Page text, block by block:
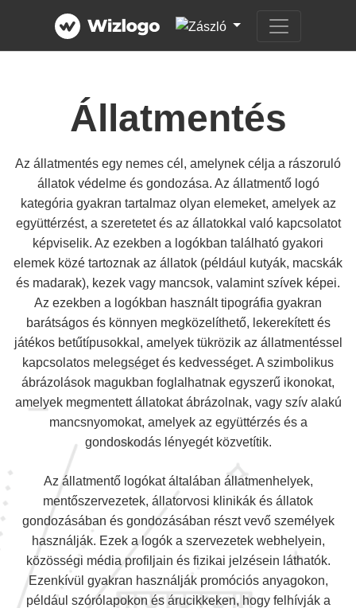
Állatmentés
Az állatmentés egy nemes cél, amelynek célja a rászoruló
állatok védelme és gondozása. Az állatmentő logó
kategória gyakran tartalmaz olyan elemeket, amelyek az
együttérzést, a szeretetet és az állatokkal való kapcsolatot
képviselik. Az ezekben a logókban található gyakori
elemek közé tartoznak az állatok (például kutyák, macskák
és madarak), kezek vagy mancsok, valamint szívek képei.
Az ezekben a logókban használt tipográfia gyakran
barátságos és könnyen megközelíthető, lekerekített és
játékos betűtípusokkal, amelyek tükrözik az állatmentéssel
kapcsolatos melegséget és kedvességet. A szimbolikus
ábrázolások magukban foglalhatnak egyszerű ikonokat,
amelyek megmentett állatokat ábrázolnak, vagy szív alakú
mancsnyomokat, amelyek az együttérzés és a
gondoskodás lényegét közvetítik.
Az állatmentő logókat általában állatmenhelyek,
mentőszervezetek, állatorvosi klinikák és állatok
gondozásában és gondozásában részt vevő személyek
használják. Ezek a logók a szervezetek webhelyein,
közösségi média profiljain és fizikai jelzésein láthatók.
Ezenkívül gyakran használják promóciós anyagokon,
például szórólapokon és árucikkeken, hogy felhívják a